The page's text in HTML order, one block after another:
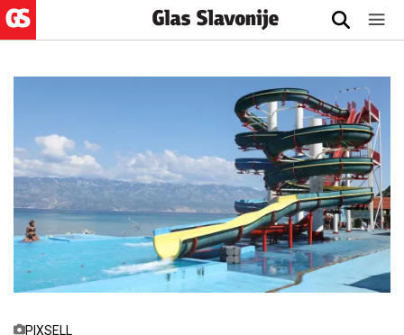
PIXSELL